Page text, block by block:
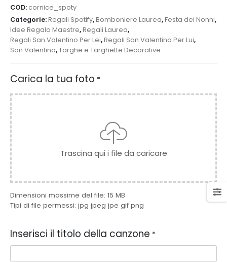
COD: cornice_spoty
Categorie:Regali Spotify,Bomboniere Laurea,Festa dei Nonni,
Idee Regalo Maestre,Regali Laurea,
Regali San Valentino Per Lei,Regali San Valentino Per Lui,
San Valentino,Targhe e Targhette Decorative
Carica la tua foto *
Trascina qui i file da caricare
Dimensioni massime del file: 15 MB
Tipi di file permessi: jpg jpeg jpe gif png
Inserisci il titolo della canzone *